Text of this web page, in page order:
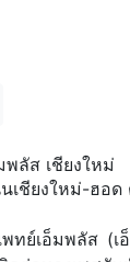
พลัส เชียงใหม่
เชียงใหม่-ฮอด
ทย์เอ็มพลัส (